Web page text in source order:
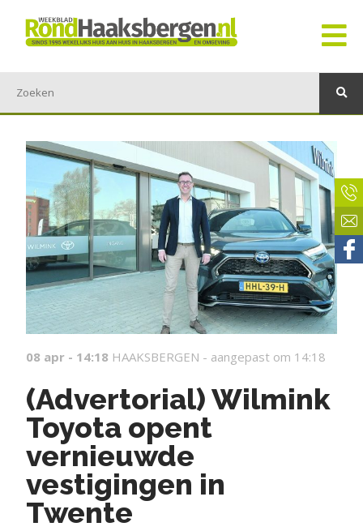
08 apr - 14:18 HAAKSBERGEN - aangepast om 14:18
(Advertorial) Wilmink
Toyota opent
vernieuwde
vestigingen in
Twente